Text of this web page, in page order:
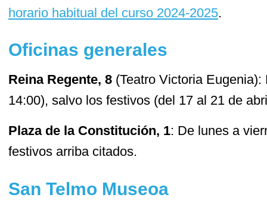
horario habitual del curso 2024-2025.
Oficinas generales
Reina Regente, 8 (Teatro Victoria
14:00), salvo los festivos (del 17 al 21 de
Plaza de la Constitución, 1: De lunes a
festivos arriba citados.
San Telmo Museoa